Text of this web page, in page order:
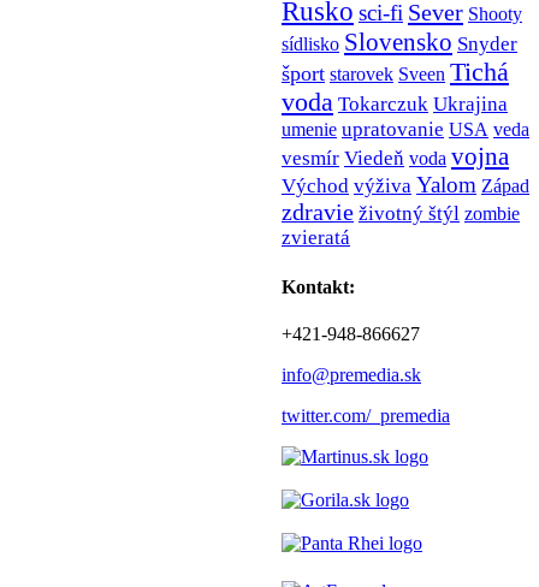
Rusko sci-fi Sever Shooty
sídlisko Slovensko Snyder
šport starovek Sveen Tichá
voda Tokarczuk Ukrajina
umenie upratovanie USA veda
vesmír Viedeň voda vojna
Východ výživa Yalom Západ
zdravie životný štýl zombie
zvieratá
Kontakt:
+421-948-866627
info@premedia.sk
twitter.com/_premedia